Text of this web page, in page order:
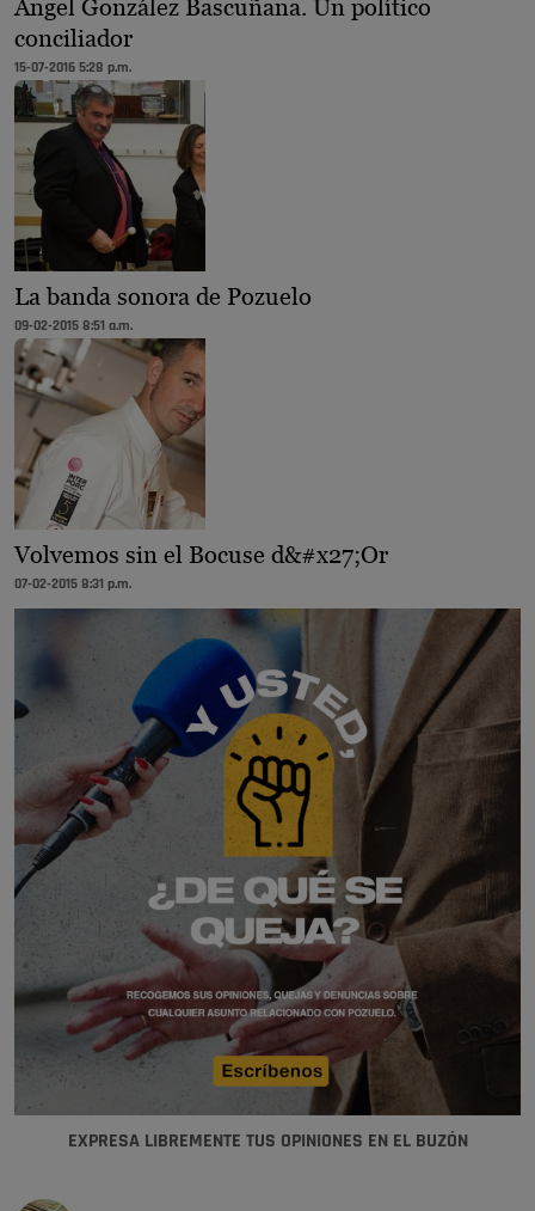
Ángel González Bascuñana. Un político
conciliador
15-07-2016 5:28 p.m.
La banda sonora de Pozuelo
09-02-2015 8:51 a.m.
Volvemos sin el Bocuse d&#x27;Or
07-02-2015 8:31 p.m.
EXPRESA LIBREMENTE TUS OPINIONES EN EL BUZÓN